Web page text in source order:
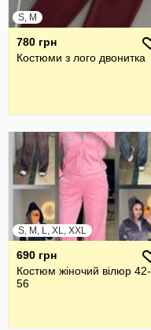
S, M
780 грн
Костюми з лого двонитка
S, M, L, XL, XXL
690 грн
Костюм жіночий вілюр 42-
56